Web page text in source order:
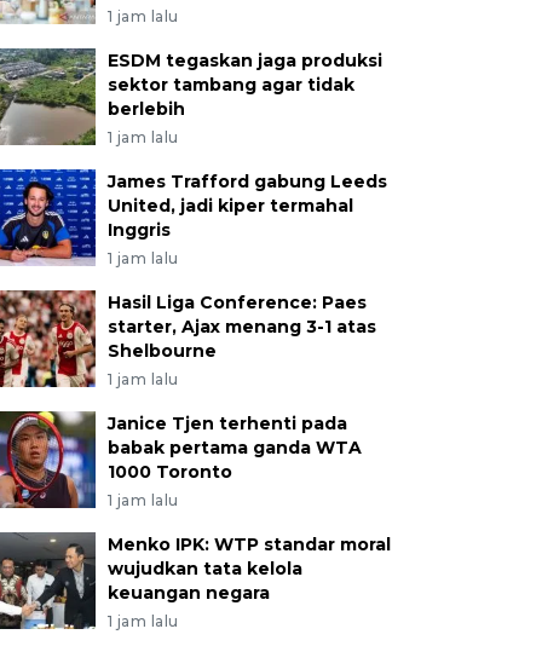
1 jam lalu
ESDM tegaskan jaga produksi
sektor tambang agar tidak
berlebih
1 jam lalu
James Trafford gabung Leeds
United, jadi kiper termahal
Inggris
1 jam lalu
Hasil Liga Conference: Paes
starter, Ajax menang 3-1 atas
Shelbourne
1 jam lalu
Janice Tjen terhenti pada
babak pertama ganda WTA
1000 Toronto
1 jam lalu
Menko IPK: WTP standar moral
wujudkan tata kelola
keuangan negara
1 jam lalu